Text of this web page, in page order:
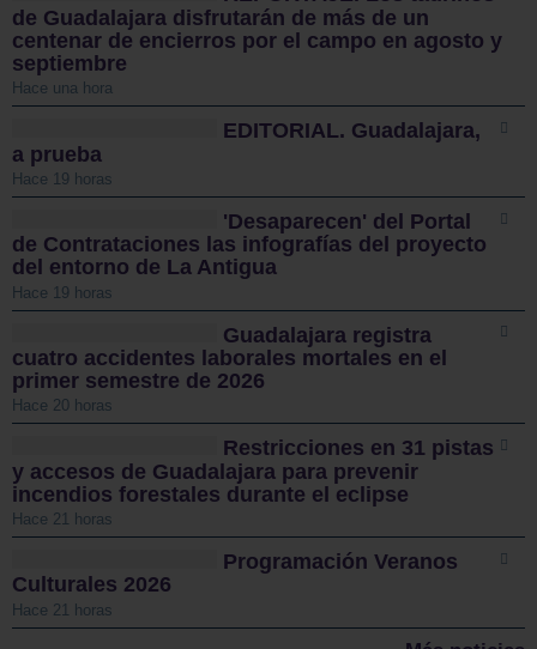
de Guadalajara disfrutarán de más de un
centenar de encierros por el campo en agosto y
septiembre
Hace una hora
EDITORIAL. Guadalajara,
a prueba
Hace 19 horas
'Desaparecen' del Portal
de Contrataciones las infografías del proyecto
del entorno de La Antigua
Hace 19 horas
Guadalajara registra
cuatro accidentes laborales mortales en el
primer semestre de 2026
Hace 20 horas
Restricciones en 31 pistas
y accesos de Guadalajara para prevenir
incendios forestales durante el eclipse
Hace 21 horas
Programación Veranos
Culturales 2026
Hace 21 horas